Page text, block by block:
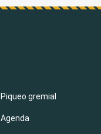
Piqueo gremial
Agenda